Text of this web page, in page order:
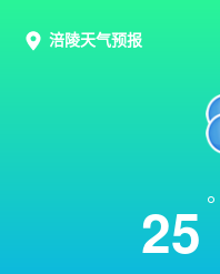
涪陵天气预报
25